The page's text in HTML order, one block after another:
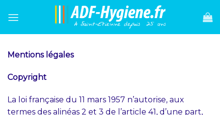
Mentions légales
Copyright
La loi française du 11 mars 1957 n’autorise, aux
termes des alinéas 2 et 3 de l’article 41, d’une part,